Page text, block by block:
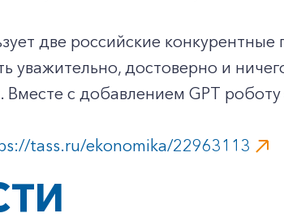
две российские
уважительно, достоверно и
Вместе с добавлением GPT
tass.ru/ekonomika/22963113